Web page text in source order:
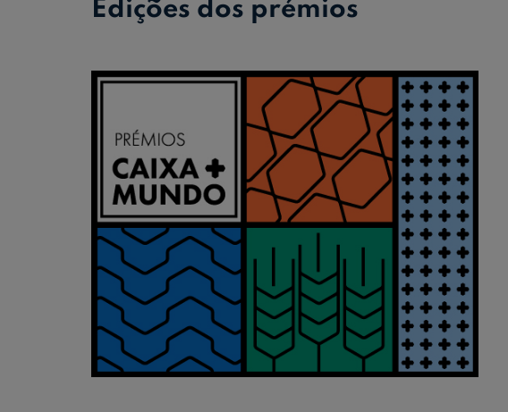
Faça download da App Caixadirecta
Registo fornecedor confirming
Edições dos prémios